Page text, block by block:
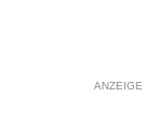
ANZEIGE